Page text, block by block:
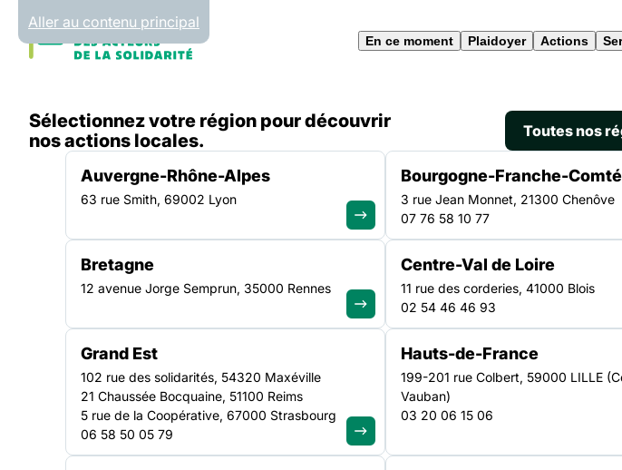
Panneau de gestion des cookies
Aller au contenu principal
En ce moment Plaidoyer Actions
Accueil Liste des actualités
Toute l'info
Sélectionnez votre région pour découvrir
nos actions locales.
Toutes nos
Auvergne-Rhône-Alpes
63 rue Smith, 69002 Lyon
Bourgogne-Franche-Comté
3 rue Jean Monnet, 21300 Chenôve
07 76 58 10 77
Bretagne
12 avenue Jorge Semprun, 35000 Rennes
Centre-Val de Loire
11 rue des corderies, 41000 Blois
02 54 46 46 93
Grand Est
102 rue des solidarités, 54320 Maxéville
21 Chaussée Bocquaine, 51100 Reims
5 rue de la Coopérative, 67000 Strasbourg
06 58 50 05 79
Hauts-de-France
199-201 rue Colbert, 59000 LILLE
Vauban)
03 20 06 15 06